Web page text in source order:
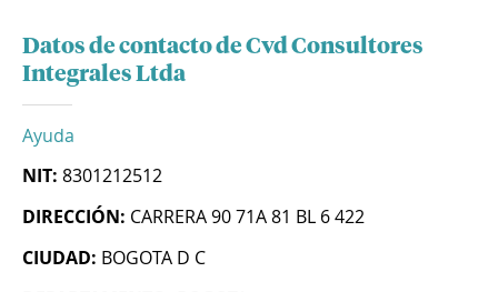
Datos de contacto de Cvd Consultores
Integrales Ltda
Ayuda
NIT: 8301212512
DIRECCIÓN: CARRERA 90 71A 81 BL 6 422
CIUDAD: BOGOTA D C